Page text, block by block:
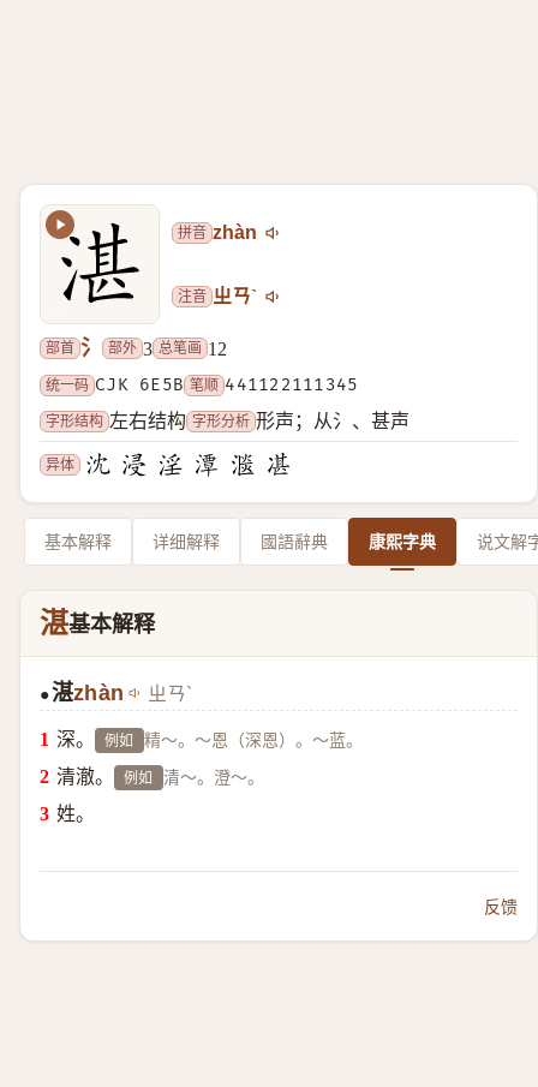
拼音 zhàn
注音 ㄓㄢˋ
部首 氵 部外 3 总笔画 12
统一码 CJK 6E5B 笔顺 441122111345
字形结构 左右结构 字形分析 形声；从氵、甚声
异体
基本解释 详细解释 國語辭典 康熙字典 说文解
湛基本解释
●湛zhàn ㄓㄢˋ
深。 例如 精～。～恩（深恩）。～蓝。
清澈。 例如 清～。澄～。
姓。
反馈